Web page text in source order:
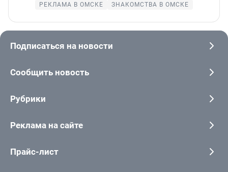
РЕКЛАМА В ОМСКЕ
ЗНАКОМСТВА В ОМСКЕ
Подписаться на новости
Сообщить новость
Рубрики
Реклама на сайте
Прайс-лист